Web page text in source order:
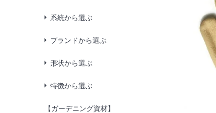
系統から選ぶ
ブランドから選ぶ
形状から選ぶ
特徴から選ぶ
【ガーデニング資材】